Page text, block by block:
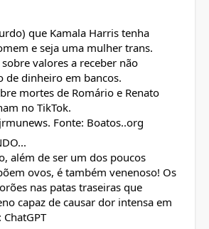
que Kamala Harris tenha
e seja uma mulher trans.
valores a receber não
de dinheiro em bancos.
mortes de Romário e Renato
no TikTok.
Fonte: Boatos..org
além de ser um dos poucos
ovos, é também venenoso! Os
nas patas traseiras que
capaz de causar dor intensa em